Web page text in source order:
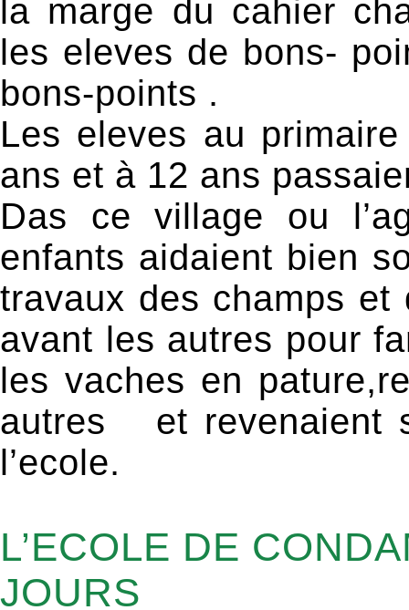
la marge du cahier
les eleves de bons-
bons-points .
Les eleves au
ans et à 12 ans
Das ce village ou
enfants aidaient bien
travaux des champs et
avant les autres pour
les vaches en
autres et revenaient
l’ecole.
L’ECOLE DE
JOURS